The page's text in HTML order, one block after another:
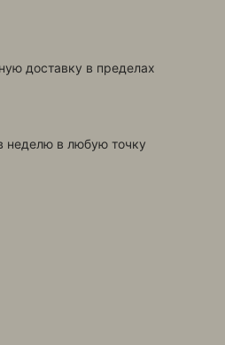
доставку в пределах
неделю в любую точку